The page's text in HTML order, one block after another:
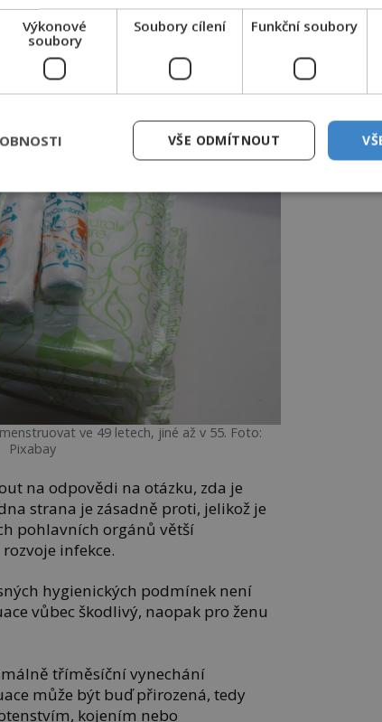
syndrom jiným
existuje až 300 různých projevů,
příznaky se vyskytnou a které ne.
ve 49 letech, jiné až v 55. Foto:
Pixabay
na odpovědi na otázku, zda je
strana je zásadně proti, jelikož je
pohlavních orgánů větší
infekce.
hygienických podmínek není
vůbec škodlivý, naopak pro ženu
tříměsíční vynechání
může být buď přirozená, tedy
kojením nebo
Výkonové
soubory
Soubory cílení Funkční soubory
VŠE ODMÍTNOUT